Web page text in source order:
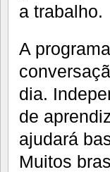
a trabalho.
A
dia.
de
ajudará
Muitos